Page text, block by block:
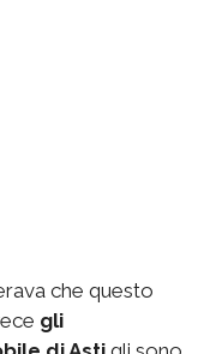
che questo
gli